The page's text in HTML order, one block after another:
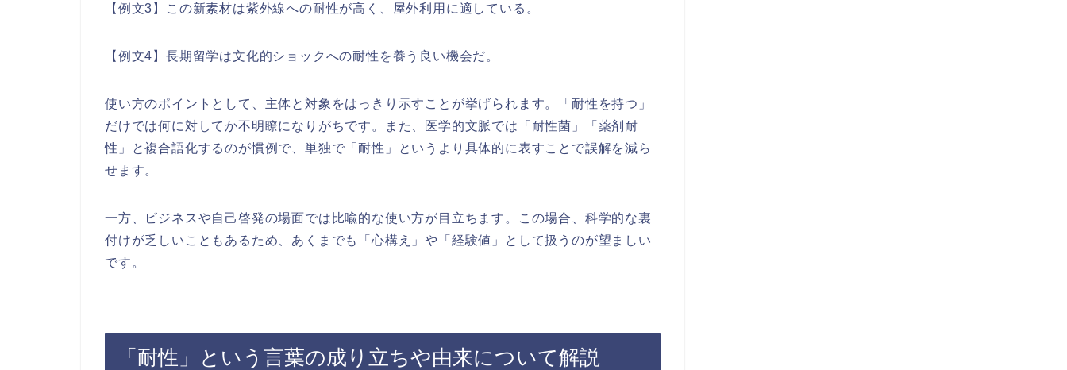
【例文3】この新素材は紫外線への耐性が高く、屋外利用に適している。
【例文4】長期留学は文化的ショックへの耐性を養う良い機会だ。
使い方のポイントとして、主体と対象をはっきり示すことが挙げられます。「耐性を持つ」
だけでは何に対してか不明瞭になりがちです。また、医学的文脈では「耐性菌」「薬剤耐
性」と複合語化するのが慣例で、単独で「耐性」というより具体的に表すことで誤解を減ら
せます。
一方、ビジネスや自己啓発の場面では比喩的な使い方が目立ちます。この場合、科学的な裏
付けが乏しいこともあるため、あくまでも「心構え」や「経験値」として扱うのが望ましい
です。
「耐性」という言葉の成り立ちや由来について解説